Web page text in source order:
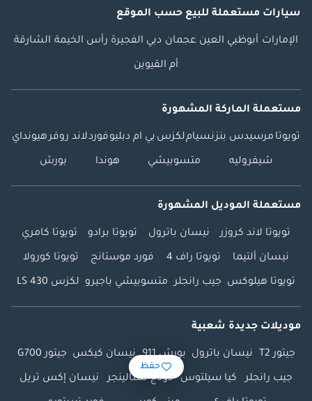
حفظ
سيارات مستعملة للبيع حسب الموقع
الإمارات أبوظبي العين عجمان دبي الفجيرة رأس الخيمة الشارقة
أم القيوين
مستعملة الماركة المشهورة
تويوتا مرسيدس بنزنسياملكزس بي ام دبليوفوردلاند روفرهيونداي
شيفروليه متسوبيشي هوندا بورش
مستعملة الموديل المشهورة
تويوتا لاند كروزر نيسان باترول تويوتا برادو تويوتا كامري
نيسان ألتيما تويوتا راف 4 فورد موستانج تويوتا كورولا
تويوتا هيلوكس جيب رانجلر متسوبيشي باجيرو لكزس LS 430
موديلات جديدة شعبية
جيتور T2 نيسان باترول بورش 911 نيسان كيكس جيتور G700
جيب رانجلر كيا سيلتوس دودج تشالينجر نيسان إكس تريل